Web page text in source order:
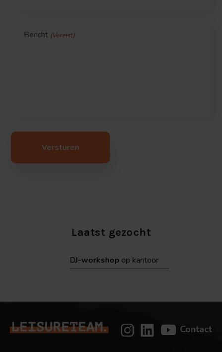
Bericht (Vereist)
Laatst gezocht
DJ-workshopop kantoor
Contact